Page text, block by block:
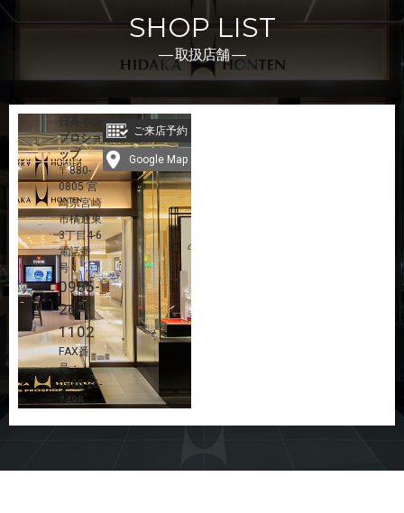
SHOP LIST
― 取扱店舗 ―
日髙本店
プロショ
ップ
〒880-
0805 宮
崎県宮崎
市橘通東
3丁目4-6
電話番
号：
0985-
26-
1102
FAX番
号：
0985-26-
2498
ご来店予約
Google Map